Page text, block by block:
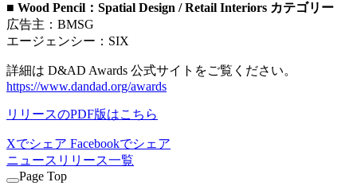
■ Wood Pencil：Spatial Design / Retail Interiors カテゴリー
広告主：BMSG
エージェンシー：SIX
詳細は D&AD Awards 公式サイトをご覧ください。
https://www.dandad.org/awards
リリースのPDF版はこちら
Xでシェア Facebookでシェア
ニュースリリース一覧
Page Top